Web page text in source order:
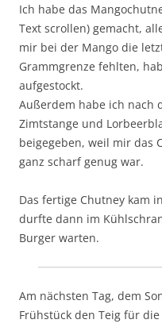
Ich habe das
Text scrollen) gemacht,
mir bei der Mango die
Grammgrenze fehlten,
aufgestockt.
Außerdem habe ich nach
Zimtstange und
beigegeben, weil mir das
ganz scharf genug war.
Das fertige Chutney kam
durfte dann im
Burger warten.
Am nächsten Tag, dem
Frühstück den Teig für die